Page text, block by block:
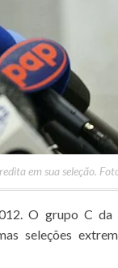
em sua seleção.
O grupo C da
seleções